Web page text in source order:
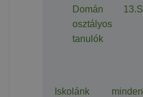
Domán 13.S
osztályos
tanulók
Iskolánk minden